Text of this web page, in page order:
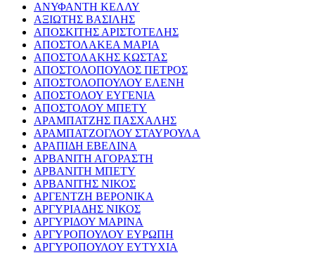
ΑΝΥΦΑΝΤΗ ΚΕΛΛΥ
ΑΞΙΩΤΗΣ ΒΑΣΙΛΗΣ
ΑΠΟΣΚΙΤΗΣ ΑΡΙΣΤΟΤΕΛΗΣ
ΑΠΟΣΤΟΛΑΚΕΑ ΜΑΡΙΑ
ΑΠΟΣΤΟΛΑΚΗΣ ΚΩΣΤΑΣ
ΑΠΟΣΤΟΛΟΠΟΥΛΟΣ ΠΕΤΡΟΣ
ΑΠΟΣΤΟΛΟΠΟΥΛΟΥ ΕΛΕΝΗ
ΑΠΟΣΤΟΛΟΥ ΕΥΓΕΝΙΑ
ΑΠΟΣΤΟΛΟΥ ΜΠΕΤΥ
ΑΡΑΜΠΑΤΖΗΣ ΠΑΣΧΑΛΗΣ
ΑΡΑΜΠΑΤΖΟΓΛΟΥ ΣΤΑΥΡΟΥΛΑ
ΑΡΑΠΙΔΗ ΕΒΕΛΙΝΑ
ΑΡΒΑΝΙΤΗ ΑΓΟΡΑΣΤΗ
ΑΡΒΑΝΙΤΗ ΜΠΕΤΥ
ΑΡΒΑΝΙΤΗΣ ΝΙΚΟΣ
ΑΡΓΕΝΤΖΗ ΒΕΡΟΝΙΚΑ
ΑΡΓΥΡΙΑΔΗΣ ΝΙΚΟΣ
ΑΡΓΥΡΙΔΟΥ ΜΑΡΙΝΑ
ΑΡΓΥΡΟΠΟΥΛΟΥ ΕΥΡΩΠΗ
ΑΡΓΥΡΟΠΟΥΛΟΥ ΕΥΤΥΧΙΑ